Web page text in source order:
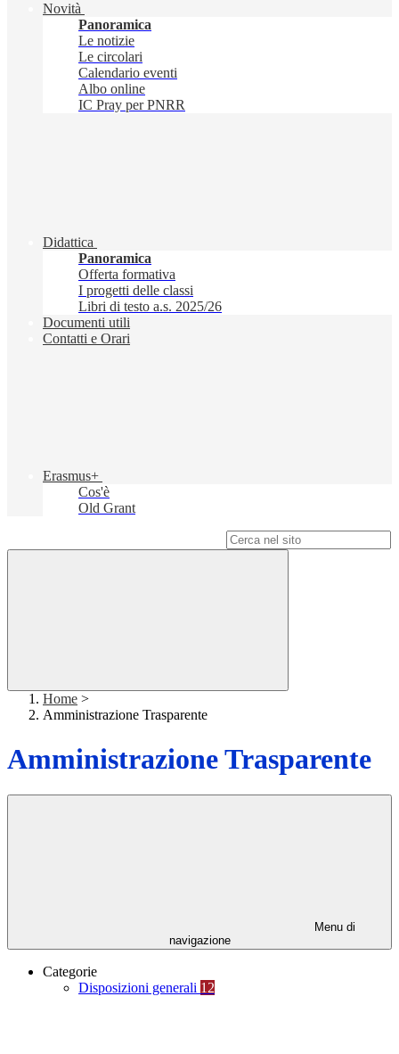
Novità
Panoramica
Le notizie
Le circolari
Calendario eventi
Albo online
IC Pray per PNRR
Didattica
Panoramica
Offerta formativa
I progetti delle classi
Libri di testo a.s. 2025/26
Documenti utili
Contatti e Orari
Erasmus+
Cos'è
Old Grant
Home >
Amministrazione Trasparente
Amministrazione Trasparente
Menu di
navigazione
Categorie
Disposizioni generali 12